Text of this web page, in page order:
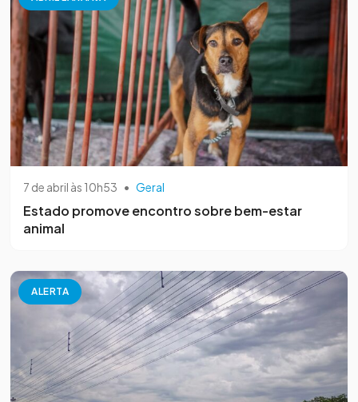
7 de abril às 10h53 • Geral
Estado promove encontro sobre bem-estar
animal
ALERTA